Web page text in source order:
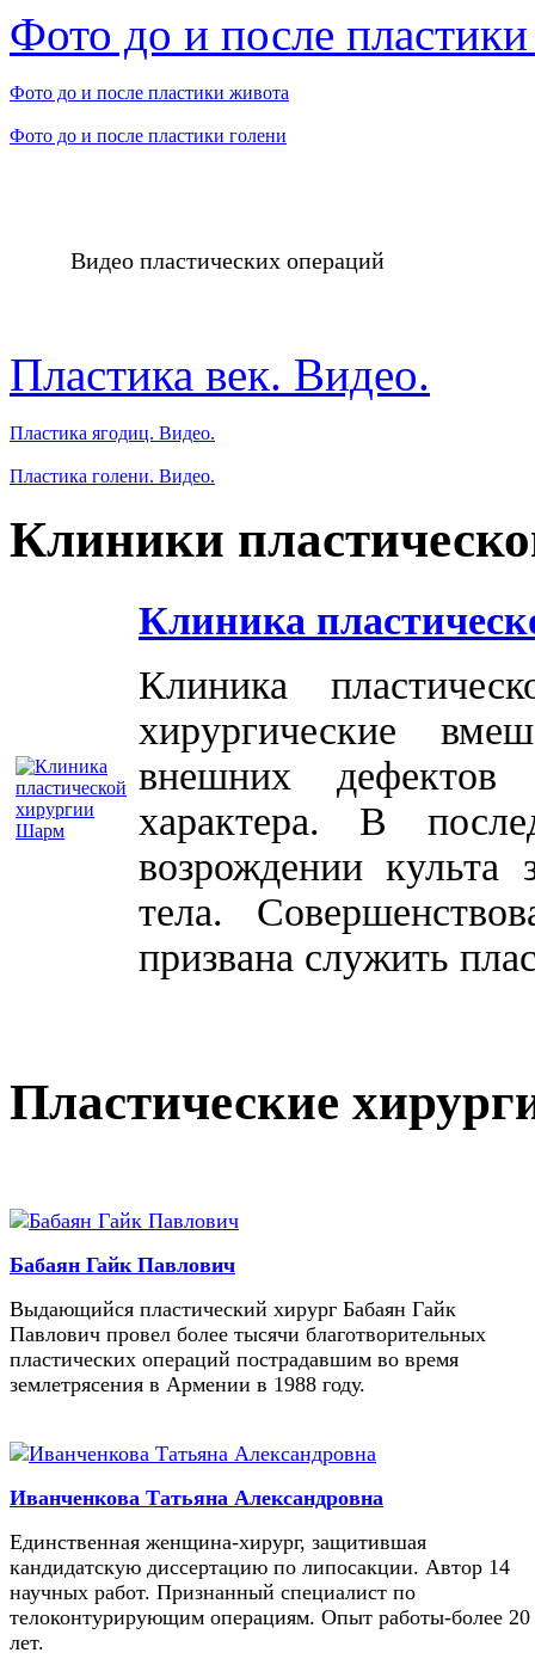
Фото до и после пластики
Фото до и после пластики живота
Фото до и после пластики голени
Видео пластических операций
Пластика век. Видео.
Пластика ягодиц. Видео.
Пластика голени. Видео.
Клиники
Клиника
Клиника
хирургические
внешних дефектов
характера. В
возрождении культа
тела.
призвана служить
Пластические
Бабаян Гайк Павлович
Выдающийся пластический хирург Бабаян Гайк
Павлович провел более тысячи благотворительных
пластических операций пострадавшим во время
землетрясения в Армении в 1988 году.
Иванченкова Татьяна Александровна
Единственная женщина-хирург, защитившая
кандидатскую диссертацию по липосакции. Автор 14
научных работ. Признанный специалист по
телоконтурирующим операциям. Опыт работы-более 20
лет.